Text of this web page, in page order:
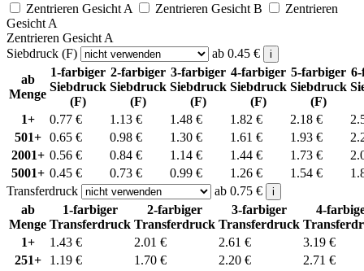
Zentrieren Gesicht A
Zentrieren Gesicht B
Zentrieren
Gesicht A
Zentrieren Gesicht A
Siebdruck (F)
ab 0.45 € i
ab
Menge
1-farbiger
Siebdruck
(F)
2-farbiger
Siebdruck
(F)
3-farbiger
Siebdruck
(F)
4-farbiger
Siebdruck
(F)
5-farbiger
Siebdruck
(F)
1+ 0.77 € 1.13 € 1.48 € 1.82 € 2.18 €
501+
0.65 € 0.98 € 1.30 € 1.61 € 1.93 €
2001+ 0.56 € 0.84 € 1.14 € 1.44 € 1.73 €
5001+ 0.45 € 0.73 € 0.99 € 1.26 € 1.54 €
Transferdruck
ab 0.75 € i
ab
Menge
1-farbiger
Transferdruck
2-farbiger
Transferdruck
3-farbiger
Transferdruck
4-
1+
1.43 € 2.01 € 2.61 € 3.19 €
251+
1.19 € 1.70 € 2.20 € 2.71 €